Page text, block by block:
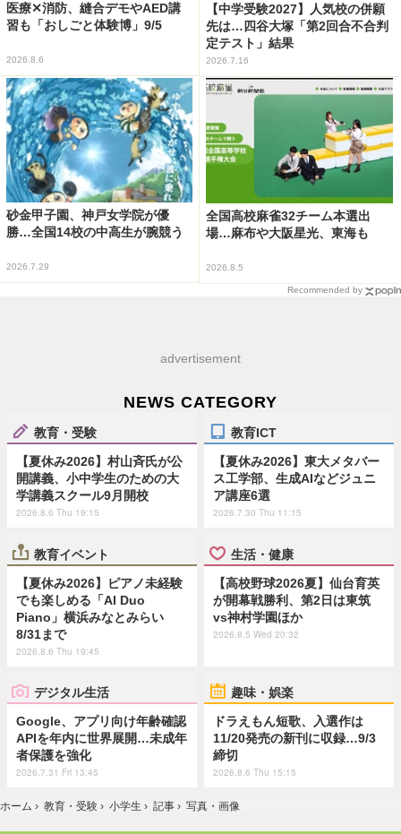
医療✕消防、縫合デモやAED講
習も「おしごと体験博」9/5
2026.8.6
【中学受験2027】人気校の併願
先は…四谷大塚「第2回合不合判
定テスト」結果
2026.7.16
砂金甲子園、神戸女学院が優
勝…全国14校の中高生が腕競う
2026.7.29
全国高校麻雀32チーム本選出
場…麻布や大阪星光、東海も
2026.8.5
Recommended by
advertisement
NEWS CATEGORY
教育・受験
【夏休み2026】村山斉氏が公
開講義、小中学生のための大
学講義スクール9月開校
2026.8.6 Thu 19:15
教育ICT
【夏休み2026】東大メタバー
ス工学部、生成AIなどジュニ
ア講座6選
2026.7.30 Thu 11:15
教育イベント
【夏休み2026】ピアノ未経験
でも楽しめる「AI Duo
Piano」横浜みなとみらい
8/31まで
2026.8.6 Thu 19:45
生活・健康
【高校野球2026夏】仙台育英
が開幕戦勝利、第2日は東筑
vs神村学園ほか
2026.8.5 Wed 20:32
デジタル生活
Google、アプリ向け年齢確認
APIを年内に世界展開…未成年
者保護を強化
2026.7.31 Fri 13:45
趣味・娯楽
ドラえもん短歌、入選作は
11/20発売の新刊に収録…9/3
締切
2026.8.6 Thu 15:15
ホーム › 教育・受験 › 小学生 › 記事 › 写真・画像